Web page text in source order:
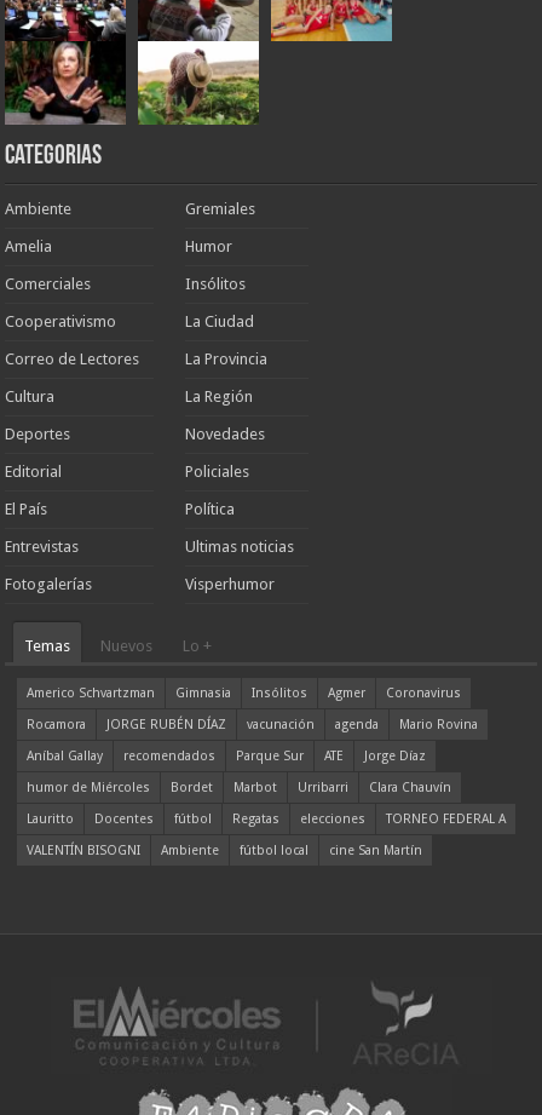
Categorias
Ambiente
Amelia
Comerciales
Cooperativismo
Correo de Lectores
Cultura
Deportes
Editorial
El País
Entrevistas
Fotogalerías
Gremiales
Humor
Insólitos
La Ciudad
La Provincia
La Región
Novedades
Policiales
Política
Ultimas noticias
Visperhumor
Temas Nuevos Lo +
Americo Schvartzman Gimnasia Insólitos Agmer
Coronavirus
Rocamora
JORGE RUBÉN DÍAZ vacunación agenda
Mario Rovina
Aníbal Gallay
recomendados Parque Sur ATE
Jorge Díaz
humor de Miércoles
Bordet Marbot Urribarri
Clara Chauvín
Lauritto
Docentes fútbol Regatas elecciones
TORNEO FEDERAL A
VALENTÍN BISOGNI
Ambiente fútbol local cine San Martín